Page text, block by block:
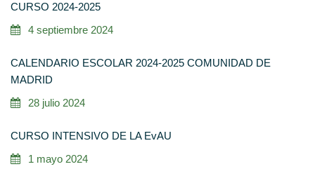
CURSO 2024-2025
4 septiembre 2024
CALENDARIO ESCOLAR 2024-2025 COMUNIDAD DE
MADRID
28 julio 2024
CURSO INTENSIVO DE LA EvAU
1 mayo 2024